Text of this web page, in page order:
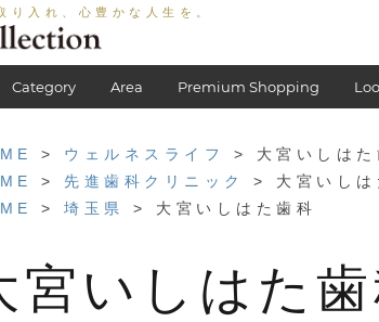
り入れ、心豊かな人生を。
Category Area Premium Shopping
> ウェルネスライフ
> 大宮いしはた
> 先進歯科クリニック
> 大宮いしは
>埼玉県 > 大宮いしはた歯科
宮いしはた